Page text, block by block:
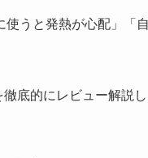
使うと発熱が心配」「
底的にレビュー解説し